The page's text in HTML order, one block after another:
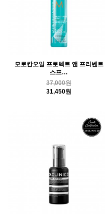
모로칸오일 프로텍트 앤 프리벤트
스프…
37,000원
31,450원